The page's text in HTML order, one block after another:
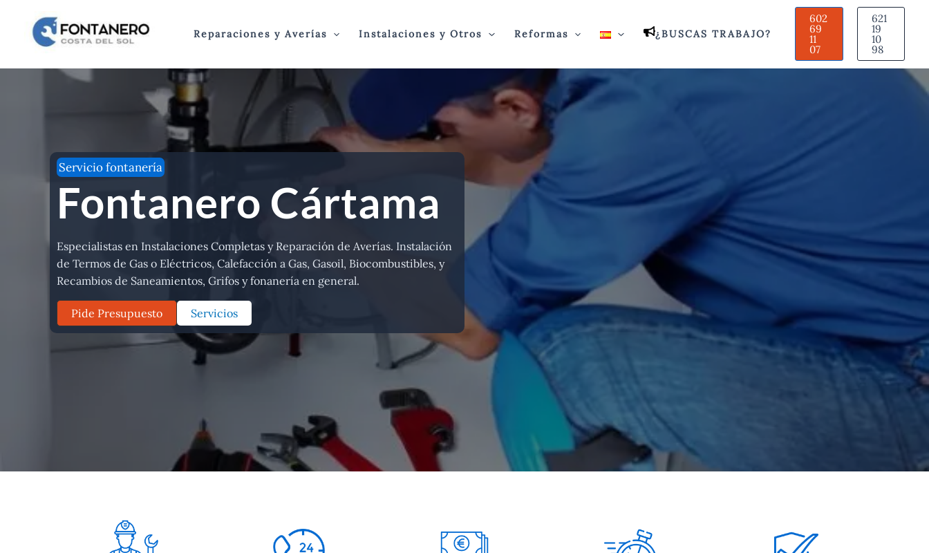
contenido
Reparaciones y Averías Instalaciones y Otros Reformas ¿BUSCAS TRABAJO?
602
69
11
07
621
19
10
98
Servicio fontanería
Fontanero Cártama
Especialistas en Instalaciones Completas y Reparación de Averías. Instalación
de Termos de Gas o Eléctricos, Calefacción a Gas, Gasoil, Biocombustibles, y
Recambios de Saneamientos, Grifos y fonanería en general.
Pide Presupuesto Servicios